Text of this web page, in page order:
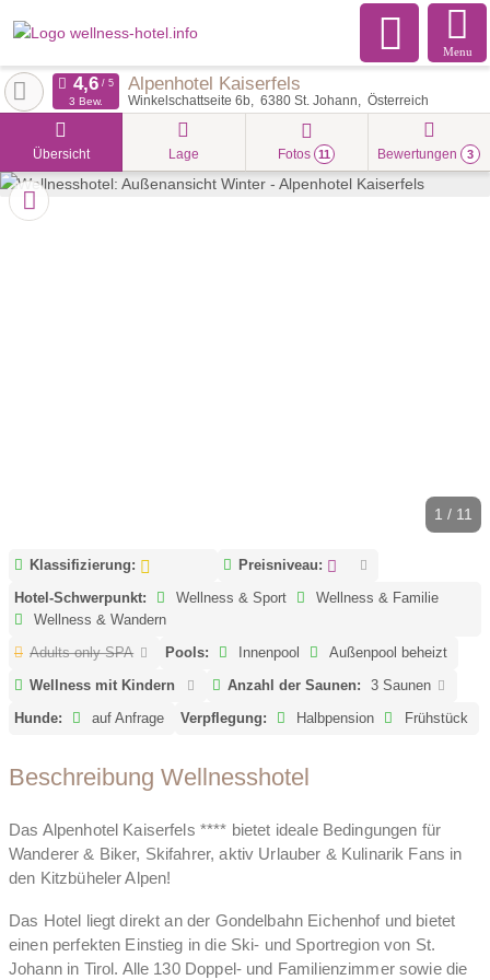
Menu
Alpenhotel Kaiserfels
Winkelschattseite 6b 6380 St. Johann Österreich
3 Bew.
Übersicht Lage Fotos 11 Bewertungen 3
1 / 11
Klassifizierung:
Preisniveau:
Hotel-Schwerpunkt:
Wellness & Sport
Wellness & Familie
Wellness & Wandern
Adults only SPA
Pools: Innenpool
Außenpool beheizt
Wellness mit Kindern
Anzahl der Saunen:
3 Saunen
Hunde:
auf Anfrage Verpflegung: Halbpension Frühstück
Beschreibung Wellnesshotel
Das Alpenhotel Kaiserfels **** bietet ideale Bedingungen für
Wanderer & Biker, Skifahrer, aktiv Urlauber & Kulinarik Fans in
den Kitzbüheler Alpen!
Das Hotel liegt direkt an der Gondelbahn Eichenhof und bietet
einen perfekten Einstieg in die Ski- und Sportregion von St.
Johann in Tirol. Alle 130 Doppel- und Familienzimmer sowie die